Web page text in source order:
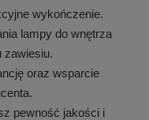
wykończenie.
lampy do wnętrza
zawiesiu.
oraz wsparcie
pewność jakości i